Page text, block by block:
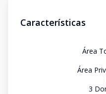
Características
Área
Área
3